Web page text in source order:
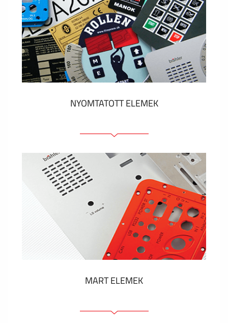
NYOMTATOTT ELEMEK
Fóliacímkék
Fóliabillentyűzet, Membrános billentyűzet
Fém címkék
Címkék
Műanyag címkék és cédulák
MUTASS TÖBBET
MART ELEMEK